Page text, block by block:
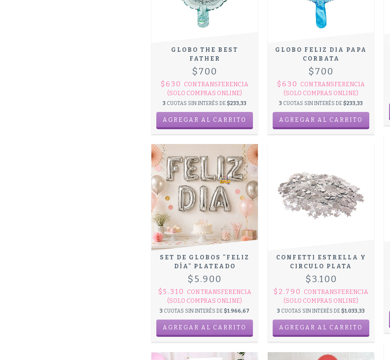
GLOBO THE BEST
FATHER
$700
$630 CONTRANSFERENCIA
(SOLO COMPRAS ONLINE)
3 CUOTAS SIN INTERÉS DE$233,33
GLOBO FELIZ DIA PAPA
CORBATA
$700
$630 CONTRANSFERENCIA
(SOLO COMPRAS ONLINE)
3 CUOTAS SIN INTERÉS DE$233,33
SET DE GLOBOS "FELIZ
DÍA" PLATEADO
$5.900
$5.310 CONTRANSFERENCIA
(SOLO COMPRAS ONLINE)
3 CUOTAS SIN INTERÉS DE$1.966,67
CONFETTI ESTRELLA Y
CIRCULO PLATA
$3.100
$2.790 CONTRANSFERENCIA
(SOLO COMPRAS ONLINE)
3 CUOTAS SIN INTERÉS DE$1.033,33